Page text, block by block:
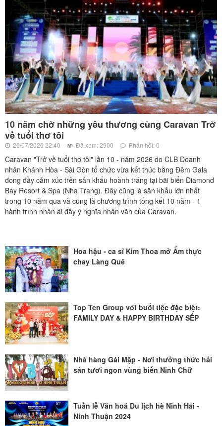
10 năm chở những yêu thương cùng Caravan Trở
về tuổi thơ tôi
26/07/2026 22:40 Đã xem: 2900 Phản hồi: 0
Caravan "Trở về tuổi thơ tôi" lần 10 - năm 2026 do CLB Doanh
nhân Khánh Hòa - Sài Gòn tổ chức vừa kết thúc bằng Đêm Gala
đong đầy cảm xúc trên sân khấu hoành tráng tại bãi biển Diamond
Bay Resort & Spa (Nha Trang). Đây cũng là sân khấu lớn nhất
trong 10 năm qua và cũng là chương trình tổng kết 10 năm - 1
hành trình nhân ái đầy ý nghĩa nhân văn của Caravan.
Hoa hậu - ca sĩ Kim Thoa mở Ẩm thực
chay Làng Quê
Top Ten Group với buổi tiệc đặc biệt:
FAMILY DAY & HAPPY BIRTHDAY SẾP
Nhà hàng Gái Mập - Nơi thưởng thức hải
sản tươi ngon vùng biển Ninh Chữ
Tuần lễ Văn hoá Du lịch hè Ninh Hải -
Ninh Thuận 2024